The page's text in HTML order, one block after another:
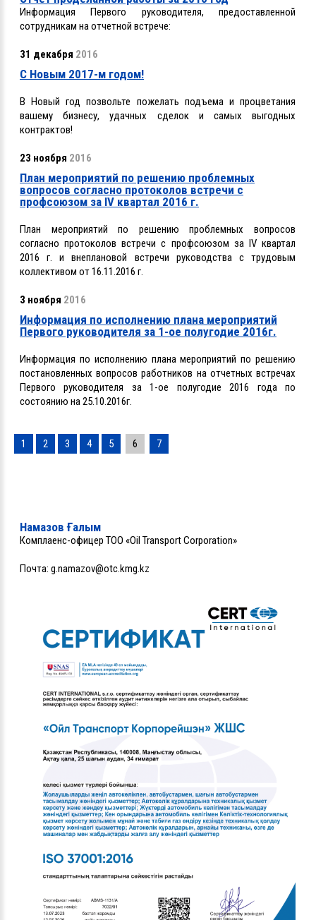
Информация Первого руководителя, предоставленной
сотрудникам на отчетной встрече:
31 декабря 2016
С Новым 2017-м годом!
В Новый год позвольте пожелать подъема и процветания
вашему бизнесу, удачных сделок и самых выгодных
контрактов!
23 ноября 2016
План мероприятий по решению проблемных
вопросов согласно протоколов встречи с
профсоюзом за ІV квартал 2016 г.
План мероприятий по решению проблемных вопросов
согласно протоколов встречи с профсоюзом за ІV квартал
2016 г. и внеплановой встречи руководства с трудовым
коллективом от 16.11.2016 г.
3 ноября 2016
Информация по исполнению плана мероприятий
Первого руководителя за 1-ое полугодие 2016г.
Информация по исполнению плана мероприятий по решению
постановленных вопросов работников на отчетных встречах
Первого руководителя за 1-ое полугодие 2016 года по
состоянию на 25.10.2016г.
1 2 3 4 5 6 7
Намазов Ғалым
Комплаенс-офицер ТОО «Oil Transport Corporation»
Почта: g.namazov@otc.kmg.kz